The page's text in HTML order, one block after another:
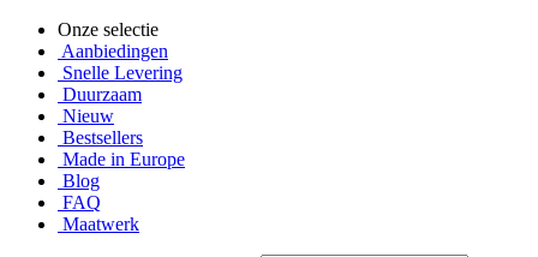
Onze selectie
Aanbiedingen
Snelle Levering
Duurzaam
Nieuw
Bestsellers
Made in Europe
Blog
FAQ
Maatwerk